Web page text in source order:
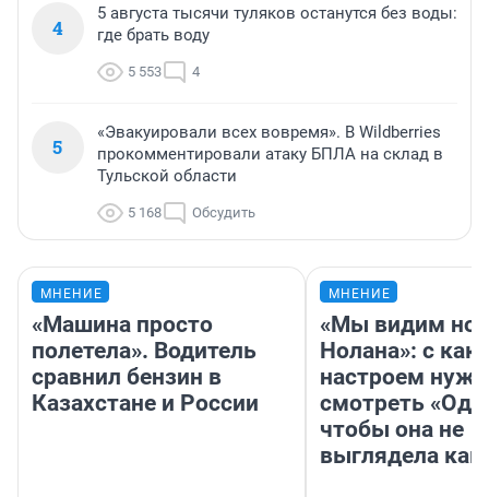
4
5 августа тысячи туляков останутся без воды:
где брать воду
5 553 4
5
«Эвакуировали всех вовремя». В Wildberries
прокомментировали атаку БПЛА на склад в
Тульской области
5 168 Обсудить
МНЕНИЕ
«Машина просто
полетела». Водитель
сравнил бензин в
Казахстане и России
МНЕНИЕ
«Мы видим
Нолана»: с
настроем
смотреть
чтобы она не
выглядела как